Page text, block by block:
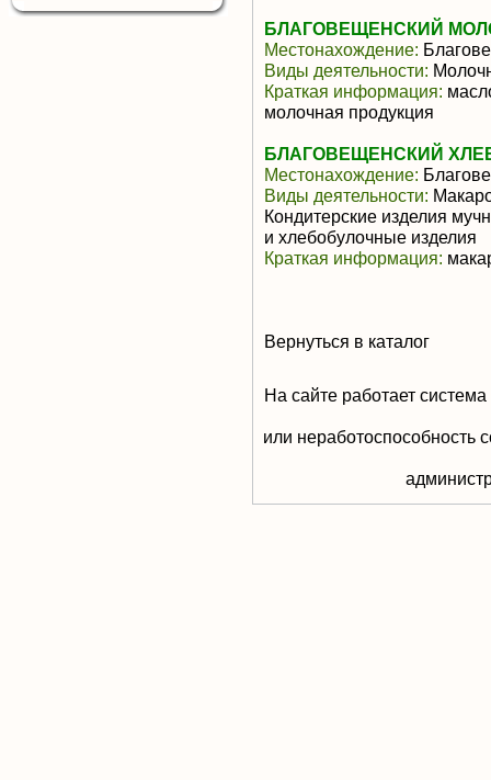
БЛАГОВЕЩЕНСКИЙ
Местонахождение:
Виды деятельности:
Краткая информация:
молочная продукция
БЛАГОВЕЩЕНСКИЙ
Местонахождение:
Виды деятельности:
Кондитерские изделия
и хлебобулочные изделия
Краткая информация:
Вернуться в каталог
На сайте работает
или неработоспособность